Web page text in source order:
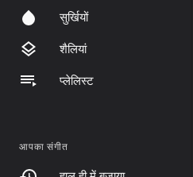
सुर्खियों
शैलियां
प्लेलिस्ट
आपका संगीत